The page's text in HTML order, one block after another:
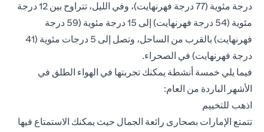
درجة مئوية (77 درجة فهرنهايت)، وفي الليل، تتراوح بين 12 درجة
مئوية (54 درجة فهرنهايت) إلى 15 درجة مئوية (59 درجة
فهرنهايت) بالقرب من الساحل، وتصل إلى 5 درجات مئوية (41
درجة فهرنهايت) في الصحراء.
فيما يلي خمسة أنشطة يمكنك تجربتها في الهواء الطلق في
الأشهر الباردة من العام:
اذهب للتخييم
تتمتع الإمارات بصحارى رائعة الجمال حيث يمكنك الاستمتاع فيها